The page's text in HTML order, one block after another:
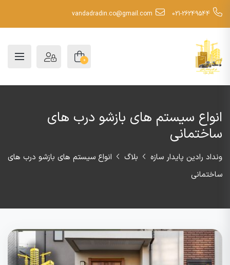
021-26249544
vandadradin.co@gmail.com
0
انواع سیستم های بازشو درب های
ساختمانی
ونداد رادین پایدار سازه بلاگ
انواع سیستم های بازشو درب های
ساختمانی